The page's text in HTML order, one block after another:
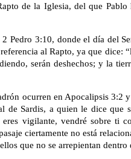
de la Iglesia, del que
Pedro 3:10, donde el día del
al Rapto, ya que dice:
serán deshechos; y la
ocurren en Apocalipsis 3:2 y
de Sardis, a quien le dice que
vigilante, vendré sobre ti
ciertamente no está
que no se arrepientan dentro